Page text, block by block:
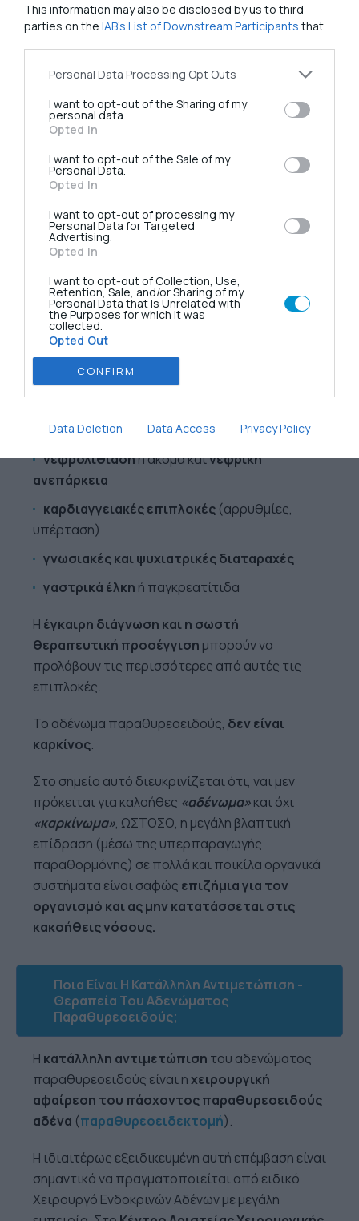
This information may also be disclosed by us to third
parties on the IAB’s List of Downstream Participants that
Personal Data Processing Opt Outs
I want to opt-out of the Sharing of my
personal data.
Opted In
I want to opt-out of the Sale of my
Personal Data.
Opted In
I want to opt-out of processing my
Personal Data for Targeted
Advertising.
Opted In
I want to opt-out of Collection, Use,
Retention, Sale, and/or Sharing of my
Personal Data that Is Unrelated with
the Purposes for which it was
collected.
Opted Out
CONFIRM
Data Deletion Data Access Privacy Policy
Ναι πιο σπάνια, οι παραθυρεοειδείς αδένες
μπορούν να έχουν πολλαπλά αδενώματασε
ένα ποσοστό που κυμαίνεται μεταξύ5-15%.
διάγνωση, σε συνδυασμό με την εξειδικευμένη
χειρουργική αντιμετώπιση, η οποία, εκτός από
τηναπαιτούμενη μεγάλη εμπειρία
Χειρουργού ενισχύεται με εξειδικευμένες
χειρουργικές πρακτικές (μέθοδος
διεγχειρητικής μέτρησης παραθορμόνης,
ταχεία βιοψία
παραθυρεοειδούς, κλπ)
Το Αδένωμα Παραθυρεοειδούς Είναι
Καρκίνος;
Ναι, αν παραμείνει
αθεράπευτος, μπορεί να προκαλέσει σοβαρές
επιπλοκές, όπως:
οστεοπόρωση και παθολογικά κατάγματα
νεφρολιθίασηή ακόμα καινεφρική
ανεπάρκεια
καρδιαγγειακές επιπλοκές (αρρυθμίες,
υπέρταση)
γνωσιακές και ψυχιατρικές διαταραχές
γαστρικά έλκη ή παγκρεατίτιδα
Η έγκαιρη διάγνωση και η σωστή
θεραπευτική προσέγγιση μπορούν να
προλάβουν τις περισσότερες από αυτές τις
επιπλοκές.
Το αδένωμα παραθυρεοειδούς, δεν είναι
καρκίνος.
Στο σημείο αυτό διευκρινίζεται ότι, ναι μεν
πρόκειται για καλοήθες «αδένωμα»και όχι
«καρκίνωμα», ΩΣΤΟΣΟ, η μεγάλη βλαπτική
επίδραση (μέσω της υπερπαραγωγής
παραθορμόνης) σε πολλά και ποικίλα οργανικά
συστήματα είναι σαφώς επιζήμια για τον
οργανισμό και ας μην κατατάσσεται στις
κακοήθεις νόσους.
Ποια Είναι Η Κατάλληλη Αντιμετώπιση -
Θεραπεία Του Αδενώματος
Παραθυρεοειδούς;
Η κατάλληλη αντιμετώπιση του αδενώματος
παραθυρεοειδούς είναι ηχειρουργική
αφαίρεση του πάσχοντος παραθυρεοειδούς
αδένα (παραθυρεοειδεκτομή).
Η ιδιαιτέρως εξειδικευμένη αυτή επέμβαση είναι
σημαντικό να πραγματοποιείται από ειδικό
Χειρουργό Ενδοκρινών Αδένων με μεγάλη